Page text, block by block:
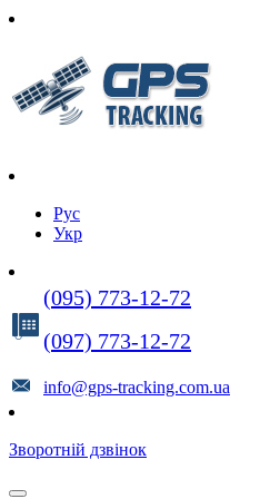
Рус
Укр
(095) 773-12-72
(097) 773-12-72
info@gps-tracking.com.ua
Зворотній дзвінок